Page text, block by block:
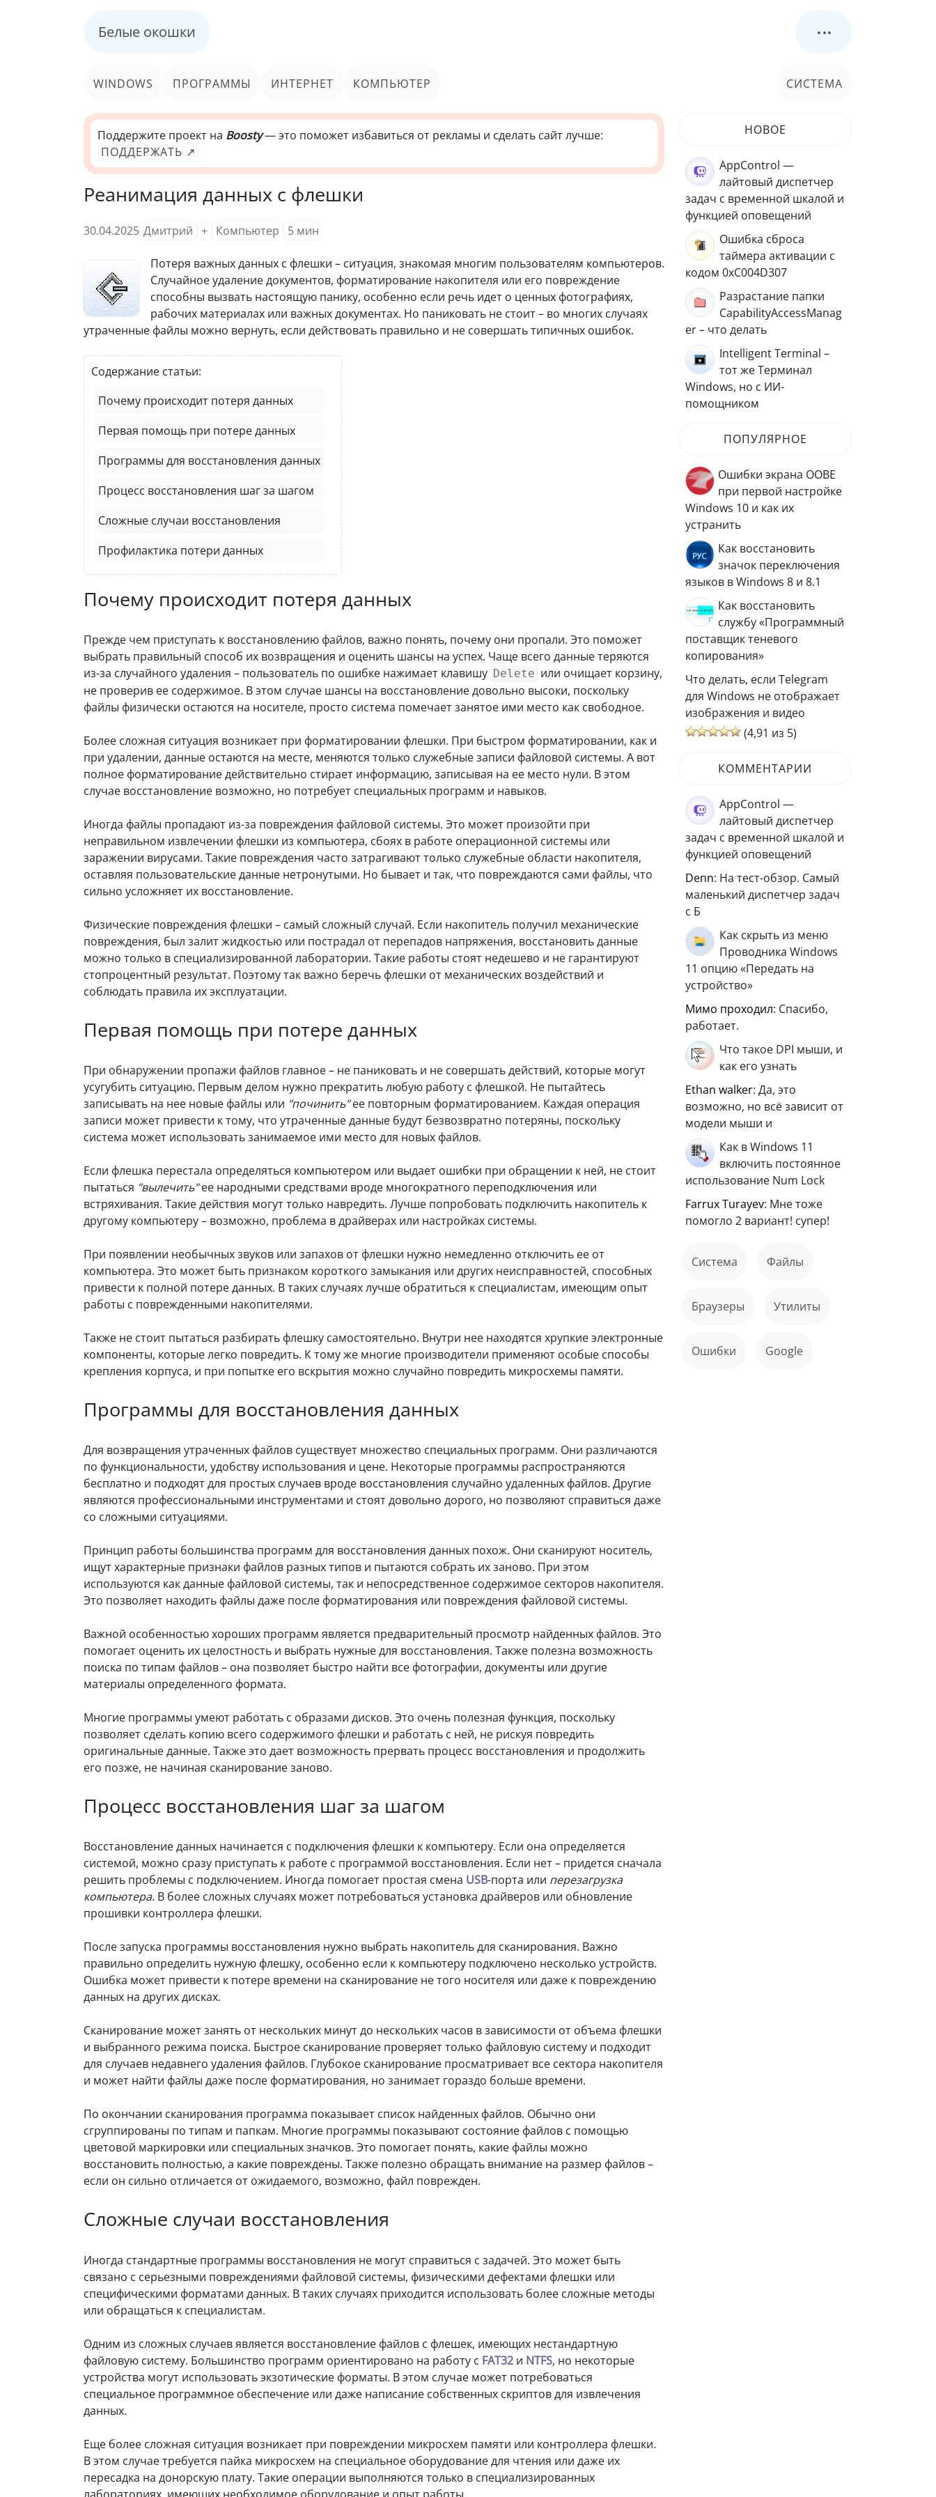
Белые окошки ...
WINDOWS ПРОГРАММЫ ИНТЕРНЕТ КОМПЬЮТЕР СИСТЕМА
Поддержите проект на Boosty— это поможет избавиться от рекламы и сделать сайт лучше:
ПОДДЕРЖАТЬ ↗
Реанимация данных с флешки
30.04.2025 Дмитрий + Компьютер 5 мин
Потеря важных данных с флешки – ситуация, знакомая многим пользователям компьютеров.
Случайное удаление документов, форматирование накопителя или его повреждение
способны вызвать настоящую панику, особенно если речь идет о ценных фотографиях,
рабочих материалах или важных документах. Но паниковать не стоит – во многих случаях
утраченные файлы можно вернуть, если действовать правильно и не совершать типичных ошибок.
Содержание статьи:
Почему происходит потеря данных
Первая помощь при потере данных
Программы для восстановления данных
Процесс восстановления шаг за шагом
Сложные случаи восстановления
Профилактика потери данных
Почему происходит потеря данных
Прежде чем приступать к восстановлению файлов, важно понять, почему они пропали. Это поможет
выбрать правильный способ их возвращения и оценить шансы на успех. Чаще всего данные теряются
из-за случайного удаления – пользователь по ошибке нажимает клавишу Delete или очищает корзину,
не проверив ее содержимое. В этом случае шансы на восстановление довольно высоки, поскольку
файлы физически остаются на носителе, просто система помечает занятое ими место как свободное.
Более сложная ситуация возникает при форматировании флешки. При быстром форматировании, как и
при удалении, данные остаются на месте, меняются только служебные записи файловой системы. А вот
полное форматирование действительно стирает информацию, записывая на ее место нули. В этом
случае восстановление возможно, но потребует специальных программ и навыков.
Иногда файлы пропадают из-за повреждения файловой системы. Это может произойти при
неправильном извлечении флешки из компьютера, сбоях в работе операционной системы или
заражении вирусами. Такие повреждения часто затрагивают только служебные области накопителя,
оставляя пользовательские данные нетронутыми. Но бывает и так, что повреждаются сами файлы, что
сильно усложняет их восстановление.
Физические повреждения флешки – самый сложный случай. Если накопитель получил механические
повреждения, был залит жидкостью или пострадал от перепадов напряжения, восстановить данные
можно только в специализированной лаборатории. Такие работы стоят недешево и не гарантируют
стопроцентный результат. Поэтому так важно беречь флешки от механических воздействий и
соблюдать правила их эксплуатации.
Первая помощь при потере данных
При обнаружении пропажи файлов главное – не паниковать и не совершать действий, которые могут
усугубить ситуацию. Первым делом нужно прекратить любую работу с флешкой. Не пытайтесь
записывать на нее новые файлы или "починить"ее повторным форматированием. Каждая операция
записи может привести к тому, что утраченные данные будут безвозвратно потеряны, поскольку
система может использовать занимаемое ими место для новых файлов.
Если флешка перестала определяться компьютером или выдает ошибки при обращении к ней, не стоит
пытаться "вылечить"ее народными средствами вроде многократного переподключения или
встряхивания. Такие действия могут только навредить. Лучше попробовать подключить накопитель к
другому компьютеру – возможно, проблема в драйверах или настройках системы.
При появлении необычных звуков или запахов от флешки нужно немедленно отключить ее от
компьютера. Это может быть признаком короткого замыкания или других неисправностей, способных
привести к полной потере данных. В таких случаях лучше обратиться к специалистам, имеющим опыт
работы с поврежденными накопителями.
Также не стоит пытаться разбирать флешку самостоятельно. Внутри нее находятся хрупкие электронные
компоненты, которые легко повредить. К тому же многие производители применяют особые способы
крепления корпуса, и при попытке его вскрытия можно случайно повредить микросхемы памяти.
Программы для восстановления данных
Для возвращения утраченных файлов существует множество специальных программ. Они различаются
по функциональности, удобству использования и цене. Некоторые программы распространяются
бесплатно и подходят для простых случаев вроде восстановления случайно удаленных файлов. Другие
являются профессиональными инструментами и стоят довольно дорого, но позволяют справиться даже
со сложными ситуациями.
Принцип работы большинства программ для восстановления данных похож. Они сканируют носитель,
ищут характерные признаки файлов разных типов и пытаются собрать их заново. При этом
используются как данные файловой системы, так и непосредственное содержимое секторов накопителя.
Это позволяет находить файлы даже после форматирования или повреждения файловой системы.
Важной особенностью хороших программ является предварительный просмотр найденных файлов. Это
помогает оценить их целостность и выбрать нужные для восстановления. Также полезна возможность
поиска по типам файлов – она позволяет быстро найти все фотографии, документы или другие
материалы определенного формата.
Многие программы умеют работать с образами дисков. Это очень полезная функция, поскольку
позволяет сделать копию всего содержимого флешки и работать с ней, не рискуя повредить
оригинальные данные. Также это дает возможность прервать процесс восстановления и продолжить
его позже, не начиная сканирование заново.
Процесс восстановления шаг за шагом
Восстановление данных начинается с подключения флешки к компьютеру. Если она определяется
системой, можно сразу приступать к работе с программой восстановления. Если нет – придется сначала
решить проблемы с подключением. Иногда помогает простая смена USB-порта или перезагрузка
компьютера. В более сложных случаях может потребоваться установка драйверов или обновление
прошивки контроллера флешки.
После запуска программы восстановления нужно выбрать накопитель для сканирования. Важно
правильно определить нужную флешку, особенно если к компьютеру подключено несколько устройств.
Ошибка может привести к потере времени на сканирование не того носителя или даже к повреждению
данных на других дисках.
Сканирование может занять от нескольких минут до нескольких часов в зависимости от объема флешки
и выбранного режима поиска. Быстрое сканирование проверяет только файловую систему и подходит
для случаев недавнего удаления файлов. Глубокое сканирование просматривает все сектора накопителя
и может найти файлы даже после форматирования, но занимает гораздо больше времени.
По окончании сканирования программа показывает список найденных файлов. Обычно они
сгруппированы по типам и папкам. Многие программы показывают состояние файлов с помощью
цветовой маркировки или специальных значков. Это помогает понять, какие файлы можно
восстановить полностью, а какие повреждены. Также полезно обращать внимание на размер файлов –
если он сильно отличается от ожидаемого, возможно, файл поврежден.
Сложные случаи восстановления
Иногда стандартные программы восстановления не могут справиться с задачей. Это может быть
связано с серьезными повреждениями файловой системы, физическими дефектами флешки или
специфическими форматами данных. В таких случаях приходится использовать более сложные методы
или обращаться к специалистам.
Одним из сложных случаев является восстановление файлов с флешек, имеющих нестандартную
файловую систему. Большинство программ ориентировано на работу с FAT32 и NTFS, но некоторые
устройства могут использовать экзотические форматы. В этом случае может потребоваться
специальное программное обеспечение или даже написание собственных скриптов для извлечения
данных.
Еще более сложная ситуация возникает при повреждении микросхем памяти или контроллера флешки.
В этом случае требуется пайка микросхем на специальное оборудование для чтения или даже их
пересадка на донорскую плату. Такие операции выполняются только в специализированных
НОВОЕ
AppControl —
лайтовый диспетчер
задач с временной шкалой и
функцией оповещений
Ошибка сброса
таймера активации с
кодом 0xC004D307
Разрастание папки
CapabilityAccessManag
er – что делать
Intelligent Terminal –
тот же Терминал
Windows, но с ИИ-
помощником
ПОПУЛЯРНОЕ
Ошибки экрана OOBE
при первой настройке
Windows 10 и как их
устранить
Как восстановить
значок переключения
языков в Windows 8 и 8.1
Как восстановить
службу «Программный
поставщик теневого
копирования»
Что делать, если Telegram
для Windows не отображает
изображения и видео
(4,91 из 5)
КОММЕНТАРИИ
AppControl —
лайтовый диспетчер
задач с временной шкалой и
функцией оповещений
Denn: На тест-обзор. Самый
маленький диспетчер задач
с Б
Как скрыть из меню
Проводника Windows
11 опцию «Передать на
устройство»
мимо проходил: Спасибо,
работает.
Что такое DPI мыши, и
как его узнать
ethan walker: Да, это
возможно, но всё зависит от
модели мыши и
Как в Windows 11
включить постоянное
использование Num Lock
Farrux Turayev: Мне тоже
помогло 2 вариант! супер!
Система файлы
Браузеры Утилиты
ошибки Google